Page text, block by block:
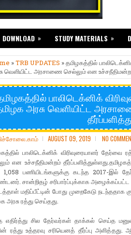
DOWNLOAD » STUDY MATERIALS »
»TRB UPDATES » தமிழகத்தில்
வெளியிட்ட அரசாணை செல்லும் என
பாலிடெக்னிக்
அரசு வெளியிட்ட
AUGUST 09, 2019 NO
பாலிடெக்னிக் விரிவுரையாளர்
என உச்சநீதிமன்றம்
பணியிடங்களுக்கு கடந்த 2017-இல்
சான்றிதழ் சரிபார்ப்புக்காக அழைக்கப்பட்ட
மதிப்பீட்டின் போது முறைகேடு நடந்ததாக
அரசு ரத்து செய்தது.
சில தேர்வர்கள் தாக்கல் செய்த
ரத்து உத்தரவு சரியெனத் தீர்ப்பு